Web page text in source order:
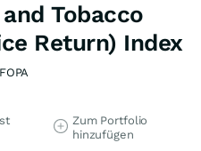
Tobacco
Return) Index
Zum Portfolio
hinzufügen